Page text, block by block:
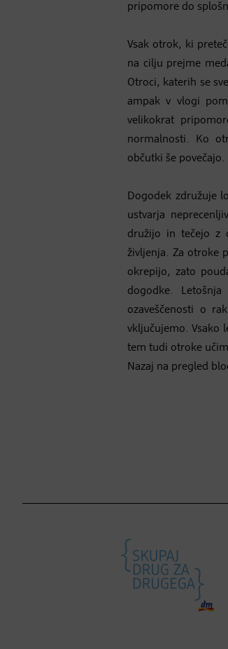
pripomore do
Vsak otrok, ki
na cilju prejme
Otroci, katerih se
ampak v vlogi
velikokrat
normalnosti. Ko
občutki še povečajo.
Dogodek združuje
ustvarja
družijo in tečejo z
življenja. Za otroke
okrepijo, zato
dogodke.
ozaveščenosti o
vključujemo. Vsako
tem tudi otroke
Nazaj na pregled